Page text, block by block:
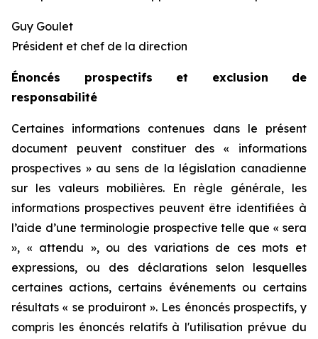
Guy Goulet
Président et chef de la direction
Énoncés prospectifs et exclusion de
responsabilité
Certaines informations contenues dans le présent
document peuvent constituer des « informations
prospectives » au sens de la législation canadienne
sur les valeurs mobilières. En règle générale, les
informations prospectives peuvent être identifiées à
l’aide d’une terminologie prospective telle que « sera
», « attendu », ou des variations de ces mots et
expressions, ou des déclarations selon lesquelles
certaines actions, certains événements ou certains
résultats « se produiront ». Les énoncés prospectifs, y
compris les énoncés relatifs à l'utilisation prévue du